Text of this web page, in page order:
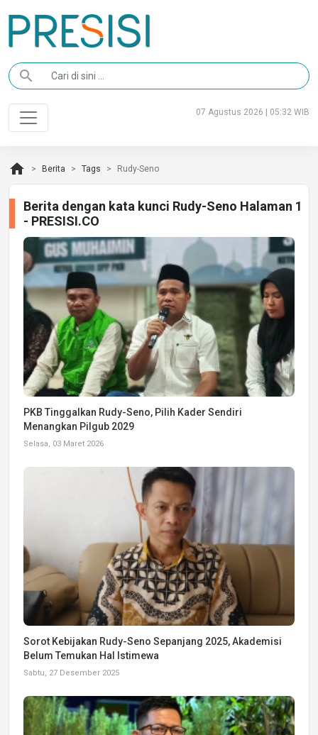
search
07 Agustus 2026 | 05:32 WIB
home Berita Tags Rudy-Seno
Berita dengan kata kunci Rudy-Seno Halaman 1
- PRESISI.CO
PKB Tinggalkan Rudy-Seno, Pilih Kader Sendiri
Menangkan Pilgub 2029
Selasa, 03 Maret 2026
Sorot Kebijakan Rudy-Seno Sepanjang 2025, Akademisi
Belum Temukan Hal Istimewa
Sabtu, 27 Desember 2025